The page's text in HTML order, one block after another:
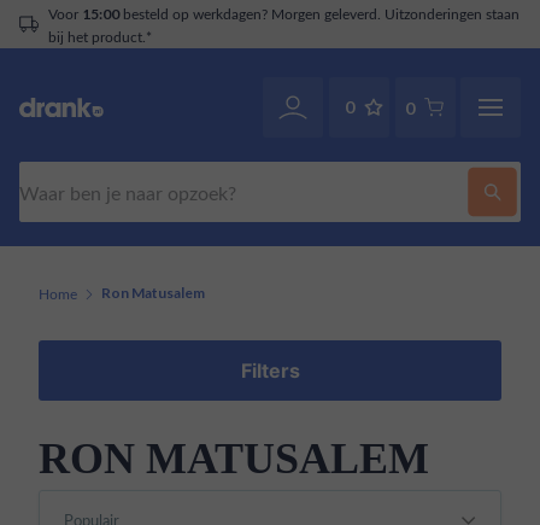
Voor 15:00besteld op werkdagen? Morgen geleverd. Uitzonderingen staan
bij het product.*
0 0
Home Ron Matusalem
Filters
RON MATUSALEM